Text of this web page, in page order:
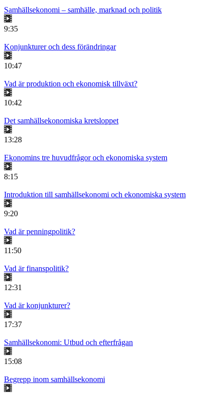
Samhällsekonomi – samhälle, marknad och politik
9:35
Konjunkturer och dess förändringar
10:47
Vad är produktion och ekonomisk tillväxt?
10:42
Det samhällsekonomiska kretsloppet
13:28
Ekonomins tre huvudfrågor och ekonomiska system
8:15
Introduktion till samhällsekonomi och ekonomiska system
9:20
Vad är penningpolitik?
11:50
Vad är finanspolitik?
12:31
Vad är konjunkturer?
17:37
Samhällsekonomi: Utbud och efterfrågan
15:08
Begrepp inom samhällsekonomi